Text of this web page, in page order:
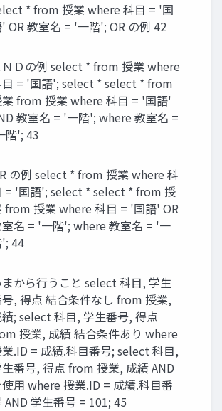
* from 授業 where 科目 = '国
OR 教室名 = '一階'; OR の例 42
ＮＤの例 select * from 授業 where
= '国語'; select * select * from
from 授業 where 科目 = '国語'
教室名 = '一階'; where 教室名 =
階'; 43
の例 select * from 授業 where 科
= '国語'; select * select * from 授
from 授業 where 科目 = '国語' OR
名 = '一階'; where 教室名 = '一
44
まから行うこと select 科目, 学生
, 得点 結合条件なし from 授業,
; select 科目, 学生番号, 得点
授業, 成績 結合条件あり where
.ID = 成績.科目番号; select 科目,
番号, 得点 from 授業, 成績 AND
使用 where 授業.ID = 成績.科目番
AND 学生番号 = 101; 45